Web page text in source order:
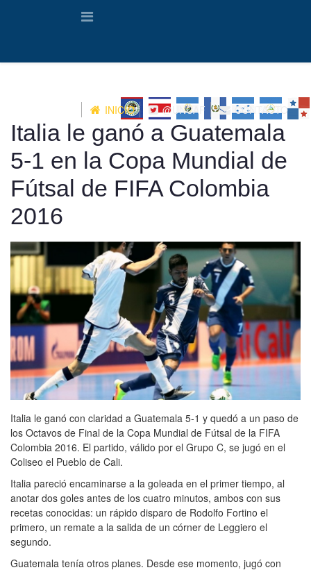
INICIO @UNCAF CONTACTO
Italia le ganó a Guatemala
5-1 en la Copa Mundial de
Fútsal de FIFA Colombia
2016
Italia le ganó con claridad a Guatemala 5-1 y quedó a un paso de
los Octavos de Final de la Copa Mundial de Fútsal de la FIFA
Colombia 2016. El partido, válido por el Grupo C, se jugó en el
Coliseo el Pueblo de Cali.
Italia pareció encaminarse a la goleada en el primer tiempo, al
anotar dos goles antes de los cuatro minutos, ambos con sus
recetas conocidas: un rápido disparo de Rodolfo Fortino el
primero, un remate a la salida de un córner de Leggiero el
segundo.
Guatemala tenía otros planes. Desde ese momento, jugó con